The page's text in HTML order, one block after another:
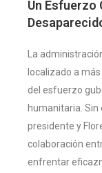
Un Esfuerzo
La
localizado a
del esfuerzo
humanitaria. Sin
presidente y
colaboración
enfrentar